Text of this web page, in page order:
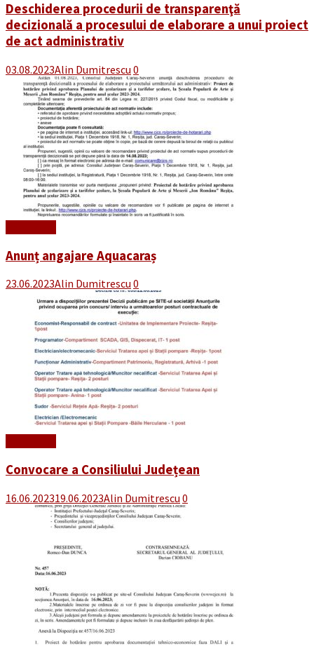
Deschiderea procedurii de transparenţă
decizională a procesului de elaborare a unui proiect
de act administrativ
03.08.2023Alin Dumitrescu 0
Anunț angajare Aquacaraș
23.06.2023Alin Dumitrescu 0
Convocare a Consiliului Județean
16.06.202319.06.2023Alin Dumitrescu 0